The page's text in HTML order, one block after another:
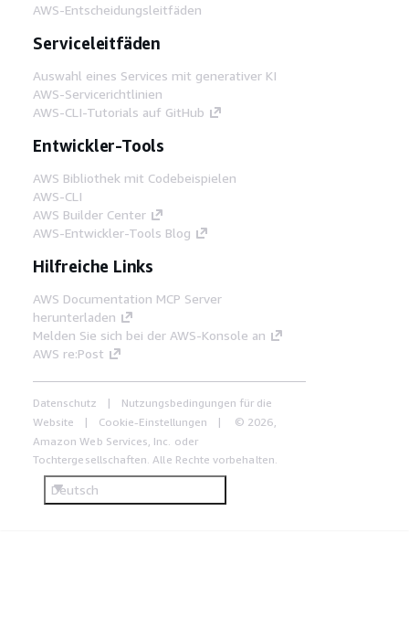
AWS-Entscheidungsleitfäden
Serviceleitfäden
Auswahl eines Services mit generativer KI
AWS-Servicerichtlinien
AWS-CLI-Tutorials auf GitHub
Entwickler-Tools
AWS Bibliothek mit Codebeispielen
AWS-CLI
AWS Builder Center
AWS-Entwickler-Tools Blog
Hilfreiche Links
AWS Documentation MCP Server
herunterladen
Melden Sie sich bei der AWS-Konsole an
AWS re:Post
Datenschutz
Nutzungsbedingungen für die
Website
Cookie-Einstellungen
© 2026,
Amazon Web Services, Inc. oder
Tochtergesellschaften. Alle Rechte vorbehalten.
Deutsch